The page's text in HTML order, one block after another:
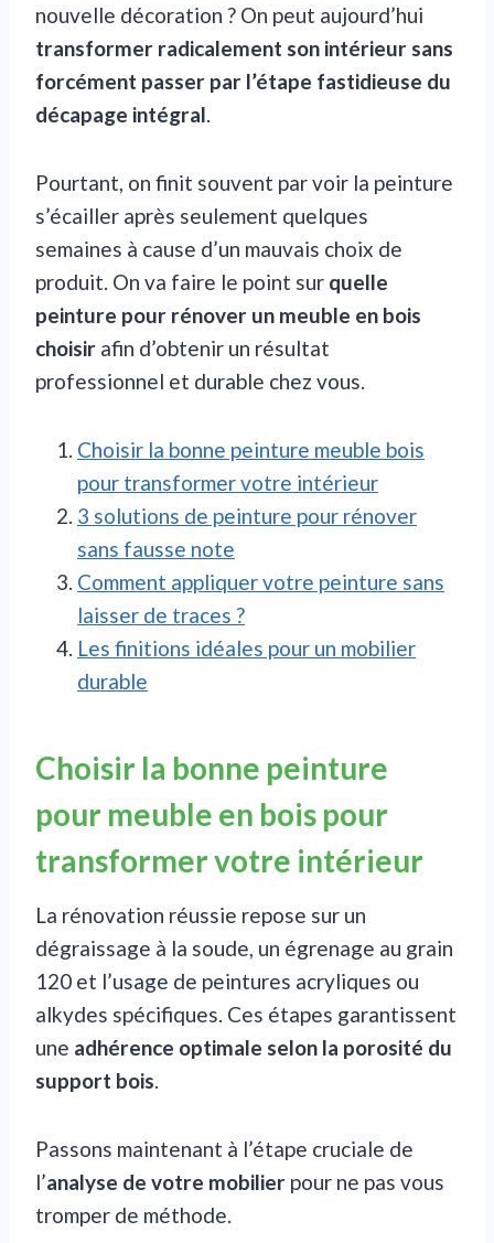
nouvelle décoration ? On peut aujourd’hui
transformer radicalement son intérieur sans
forcément passer par l’étape fastidieuse du
décapage intégral.
Pourtant, on finit souvent par voir la peinture
s’écailler après seulement quelques
semaines à cause d’un mauvais choix de
produit. On va faire le point sur quelle
peinture pour rénover un meuble en bois
choisir afin d’obtenir un résultat
professionnel et durable chez vous.
Choisir la bonne peinture meuble bois
pour transformer votre intérieur
3 solutions de peinture pour rénover
sans fausse note
Comment appliquer votre peinture sans
laisser de traces ?
Les finitions idéales pour un mobilier
durable
Choisir la bonne peinture
pour meuble en bois pour
transformer votre intérieur
La rénovation réussie repose sur un
dégraissage à la soude, un égrenage au grain
120 et l’usage de peintures acryliques ou
alkydes spécifiques. Ces étapes garantissent
une adhérence optimale selon la porosité du
support bois.
Passons maintenant à l’étape cruciale de
l’analyse de votre mobilier pour ne pas vous
tromper de méthode.